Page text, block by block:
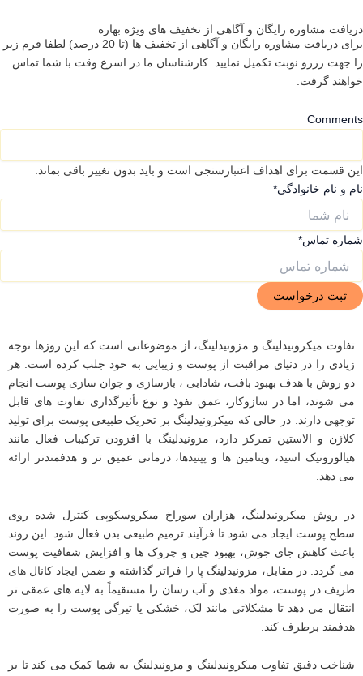
دریافت مشاوره رایگان و آگاهی از تخفیف های ویژه بهاره
برای دریافت مشاوره رایگان و آگاهی از تخفیف ها (تا 20 درصد) لطفا فرم زیر
را جهت رزرو نوبت تکمیل نمایید. کارشناسان ما در اسرع وقت با شما تماس
خواهند گرفت.
Comments
این قسمت برای اهداف اعتبارسنجی است و باید بدون تغییر باقی بماند.
نام و نام خانوادگی*
شماره تماس*
تفاوت میکرونیدلینگ و مزونیدلینگ، از موضوعاتی است که این روزها توجه
زیادی را در دنیای مراقبت از پوست و زیبایی به خود جلب کرده است. هر
دو روش با هدف بهبود بافت، شادابی ، بازسازی و جوان ‌سازی پوست انجام
می‌ شوند، اما در سازوکار، عمق نفوذ و نوع تأثیرگذاری تفاوت‌ های قابل
‌توجهی دارند. در حالی که میکرونیدلینگ بر تحریک طبیعی پوست برای تولید
کلاژن و الاستین تمرکز دارد، مزونیدلینگ با افزودن ترکیبات فعال مانند
هیالورونیک اسید، ویتامین‌ ها و پپتیدها، درمانی عمیق ‌تر و هدفمندتر ارائه
می ‌دهد.
در روش میکرونیدلینگ، هزاران سوراخ میکروسکوپی کنترل‌ شده روی
سطح پوست ایجاد می ‌شود تا فرآیند ترمیم طبیعی بدن فعال شود. این روند
باعث کاهش جای جوش، بهبود چین ‌و چروک‌ ها و افزایش شفافیت پوست
می ‌گردد. در مقابل، مزونیدلینگ پا را فراتر گذاشته و ضمن ایجاد کانال ‌های
ظریف در پوست، مواد مغذی و آب رسان را مستقیماً به لایه‌ های عمقی ‌تر
انتقال می ‌دهد تا مشکلاتی مانند لک، خشکی یا تیرگی پوست را به ‌صورت
هدفمند برطرف کند.
شناخت دقیق تفاوت میکرونیدلینگ و مزونیدلینگ به شما کمک می‌ کند تا بر